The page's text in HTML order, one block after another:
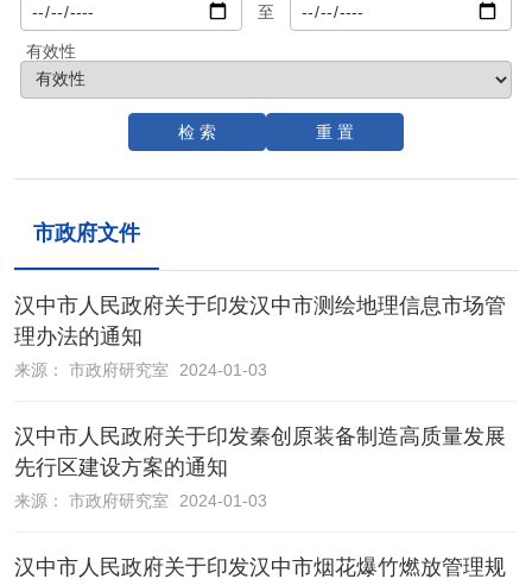
至
有效性
市政府文件
汉中市人民政府关于印发汉中市测绘地理信息市场管
理办法的通知
来源： 市政府研究室 2024-01-03
汉中市人民政府关于印发秦创原装备制造高质量发展
先行区建设方案的通知
来源： 市政府研究室 2024-01-03
汉中市人民政府关于印发汉中市烟花爆竹燃放管理规